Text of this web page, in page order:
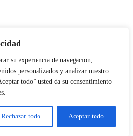
su experiencia de navegación,
personalizados y analizar nuestro
todo” usted da su consentimiento
Rechazar todo Aceptar todo